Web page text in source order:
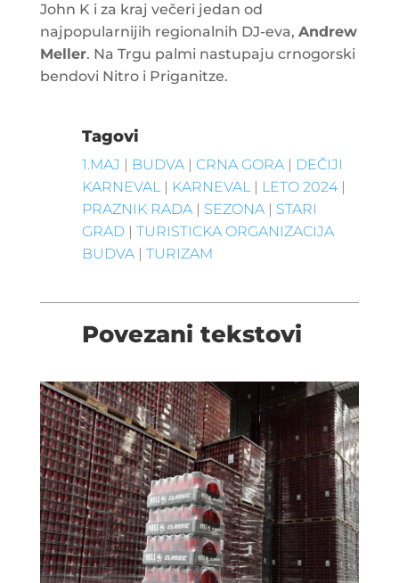
John K i za kraj večeri jedan od
najpopularnijih regionalnih DJ-eva, Andrew
Meller. Na Trgu palmi nastupaju crnogorski
bendovi Nitro i Priganitze.
Tagovi
1.MAJ BUDVA| CRNA GORA|
DEČIJI
KARNEVAL| KARNEVAL| LETO 2024|
PRAZNIK RADA| SEZONA| STARI
GRAD| TURISTICKA ORGANIZACIJA
BUDVA| TURIZAM
Povezani tekstovi